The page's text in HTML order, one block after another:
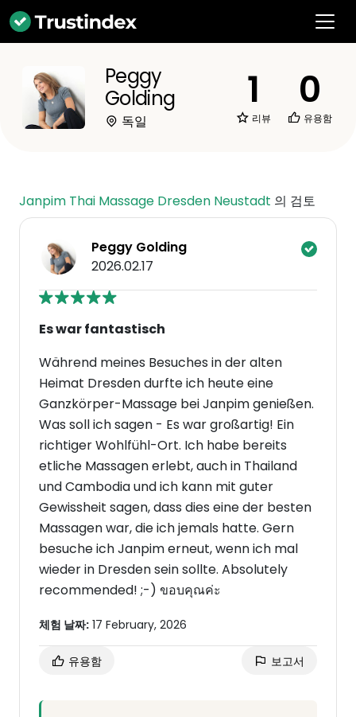
Peggy
Golding
독일
1
리뷰
0
유용함
Janpim Thai Massage Dresden Neustadt 의 검토
Peggy Golding
2026.02.17
Es war fantastisch
Während meines Besuches in der alten
Heimat Dresden durfte ich heute eine
Ganzkörper-Massage bei Janpim genießen.
Was soll ich sagen - Es war großartig! Ein
richtiger Wohlfühl-Ort. Ich habe bereits
etliche Massagen erlebt, auch in Thailand
und Cambodia und ich kann mit guter
Gewissheit sagen, dass dies eine der besten
Massagen war, die ich jemals hatte. Gern
besuche ich Janpim erneut, wenn ich mal
wieder in Dresden sein sollte. Absolutely
recommended! ;-) ขอบคุณค่ะ
체험 날짜: 17 February, 2026
유용함 보고서